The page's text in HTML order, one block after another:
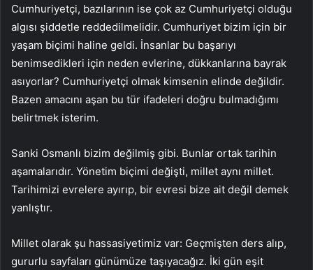
Cumhuriyetçi, bazılarının ise çok az Cumhuriyetçi olduğu
algısı şiddetle reddedilmelidir. Cumhuriyet bizim için bir
yaşam biçimi haline geldi. İnsanlar bu başarıyı
benimsedikleri için neden evlerine, dükkanlarına bayrak
asıyorlar? Cumhuriyetçi olmak kimsenin elinde değildir.
Bazen amacını aşan bu tür ifadeleri doğru bulmadığımı
belirtmek isterim.
Sanki Osmanlı bizim değilmiş gibi. Bunlar ortak tarihin
aşamalarıdır. Yönetim biçimi değişti, millet aynı millet.
Tarihimizi evrelere ayırıp, bir evresi bize ait değil demek
yanlıştır.
Millet olarak şu hassasiyetimiz var: Geçmişten ders alıp,
gururlu sayfaları günümüze taşıyacağız. İki gün eşit